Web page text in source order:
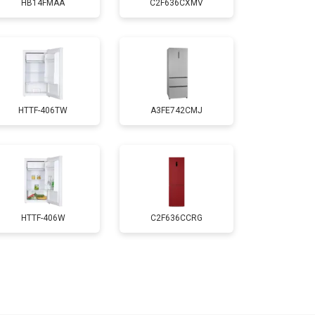
1700 ₽ Заказать
2550 ₽
1700 ₽ Заказать
4750 ₽ Заказать
3650 ₽
HB14FMAA C2F636CXMV
HTTF-406TW A3FE742CMJ
HTTF-406W C2F636CCRG